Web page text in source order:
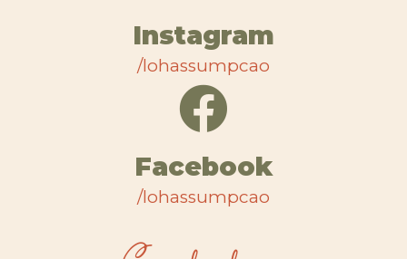
Instagram
/lohassumpcao
Facebook
/lohassumpcao